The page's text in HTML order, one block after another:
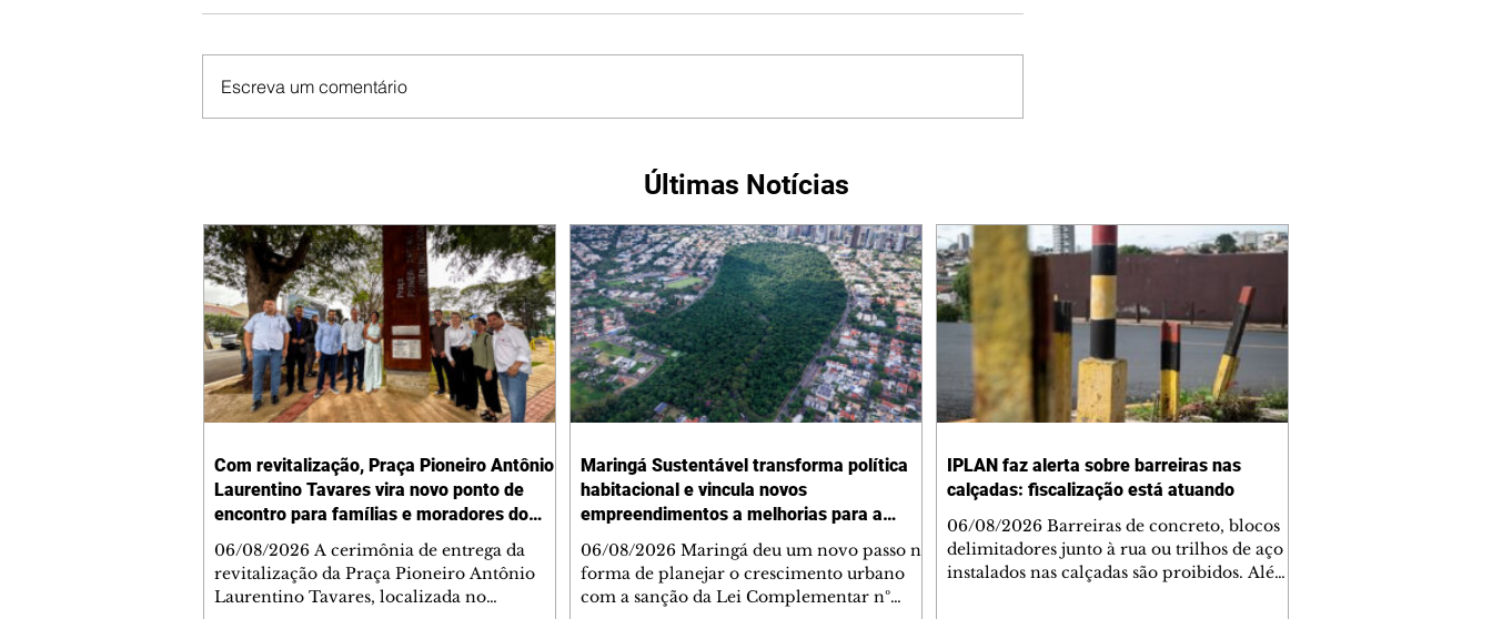
Escreva um comentário
Últimas Notícias
Com revitalização, Praça Pioneiro Antônio
Laurentino Tavares vira novo ponto de
encontro para famílias e moradores do
06/08/2026 A cerimônia de entrega da
revitalização da Praça Pioneiro Antônio
Laurentino Tavares, localizada no
Maringá Sustentável transforma política
habitacional e vincula novos
empreendimentos a melhorias para a
06/08/2026 Maringá deu um novo passo na
forma de planejar o crescimento urbano
com a sanção da Lei Complementar nº
IPLAN faz alerta sobre barreiras nas
calçadas: fiscalização está atuando
06/08/2026 Barreiras de concreto, blocos
delimitadores junto à rua ou trilhos de aço
instalados nas calçadas são proibidos. Além